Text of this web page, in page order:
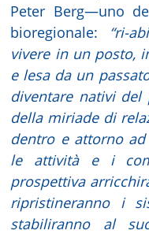
Peter Berg—uno
bioregionale: “ri-
vivere in un posto,
e lesa da un
diventare nativi del
della miriade di
dentro e attorno
le attività e i
prospettiva
ripristineranno i
stabiliranno al